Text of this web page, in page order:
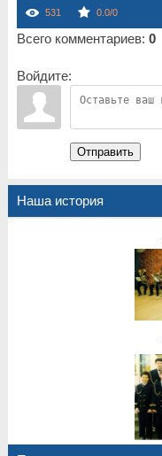
531 0.0/0
Всего комментариев: 0
Войдите:
Отправить
Наша история